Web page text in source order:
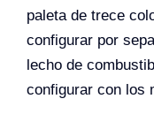
paleta de trece
configurar por
lecho de
configurar con los